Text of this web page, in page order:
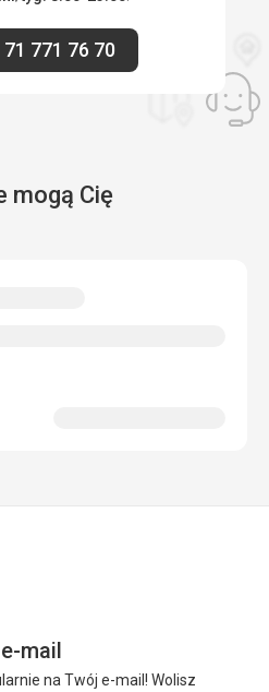
71 771 76 70
mogą Cię
mail
na Twój e-mail! Wolisz